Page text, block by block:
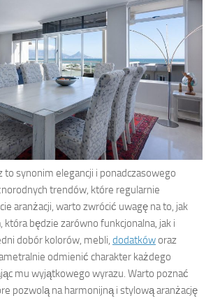
to synonim elegancji i ponadczasowego
trendów, które regularnie
aranżacji, warto zwrócić uwagę na to, jak
będzie zarówno funkcjonalna, jak i
dobór kolorów, mebli, dodatkóworaz
odmienić charakter każdego
mu wyjątkowego wyrazu. Warto poznać
pozwolą na harmonijną i stylową aranżację